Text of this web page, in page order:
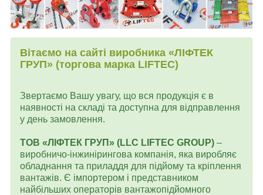
Вітаємо на сайті виробника «ЛІФТЕК
ГРУП» (торгова марка LIFTEC)
Звертаємо Вашу увагу, що вся продукція є в
наявності на складі та доступна для відправлення
у день замовлення.
ТОВ «ЛІФТЕК ГРУП» (LLC LIFTEC GROUP) –
виробничо-інжинірингова компанія, яка виробляє
обладнання та приладдя для підйому та кріплення
вантажів. Є імпортером і представником
найбільших операторів вантажопідйомного